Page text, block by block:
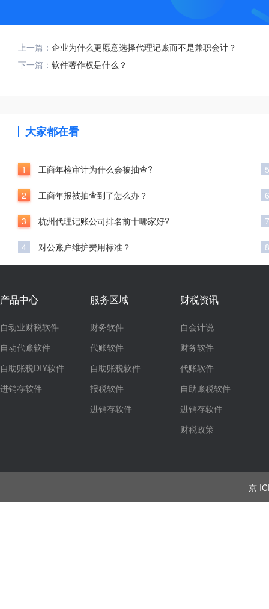
上一篇： 企业为什么更愿意选择代理记账而不是兼职会计？
下一篇： 软件著作权是什么？
大家都在看
1 工商年检审计为什么会被抽查?
2 工商年报被抽查到了怎么办？
3 杭州代理记账公司排名前十哪家好?
4 对公账户维护费用标准？
5
6
7
8
产品中心
自动业财税软件
自动代账软件
自助账税DIY软件
进销存软件
服务区域
财务软件
代账软件
自助账税软件
报税软件
进销存软件
财税资讯
自会计说
财务软件
代账软件
自助账税软件
进销存软件
财税政策
京